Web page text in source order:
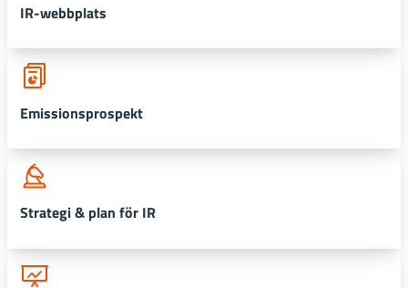
IR-webbplats
Emissionsprospekt
Strategi & plan för IR